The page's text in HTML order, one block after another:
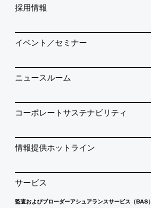
採用情報
イベント／セミナー
ニュースルーム
コーポレートサステナビリティ
情報提供ホットライン
サービス
監査およびブローダーアシュアランスサービス（BAS）